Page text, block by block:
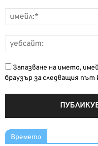
Запазване на името,
браузър за следващия
Времето